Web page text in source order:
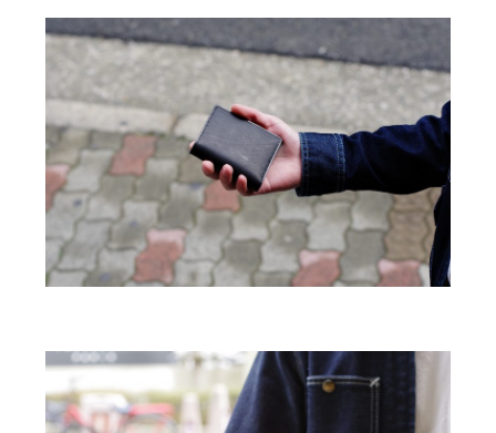
2024年5月 [4]
2024年4月 [3]
2024年3月 [10]
2024年2月 [1]
2024年1月 [1]
2023年12月 [7]
2023年11月 [6]
2023年8月 [6]
2023年7月 [4]